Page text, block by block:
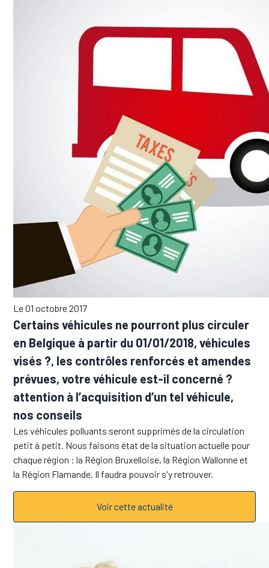
Le 01 octobre 2017
Certains véhicules ne pourront plus circuler
en Belgique à partir du 01/01/2018, véhicules
visés ?, les contrôles renforcés et amendes
prévues, votre véhicule est-il concerné ?
attention à l’acquisition d’un tel véhicule,
nos conseils
Les véhicules polluants seront supprimés de la circulation
petit à petit. Nous faisons état de la situation actuelle pour
chaque région : la Région Bruxelloise, la Région Wallonne et
la Région Flamande. Il faudra pouvoir s'y retrouver.
Voir cette actualité